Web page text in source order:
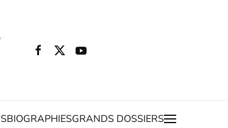
BIOGRAPHIESGRANDS DOSSIERS